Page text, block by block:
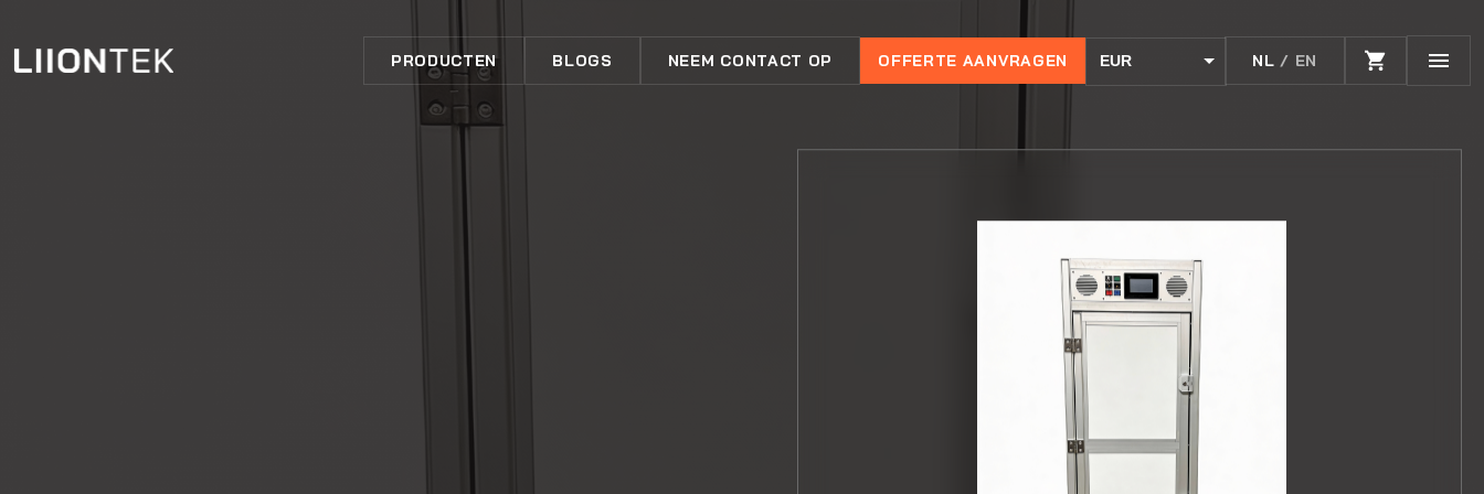
PRODUCTEN BLOGS NEEM CONTACT OP OFFERTE AANVRAGEN EUR NL / EN